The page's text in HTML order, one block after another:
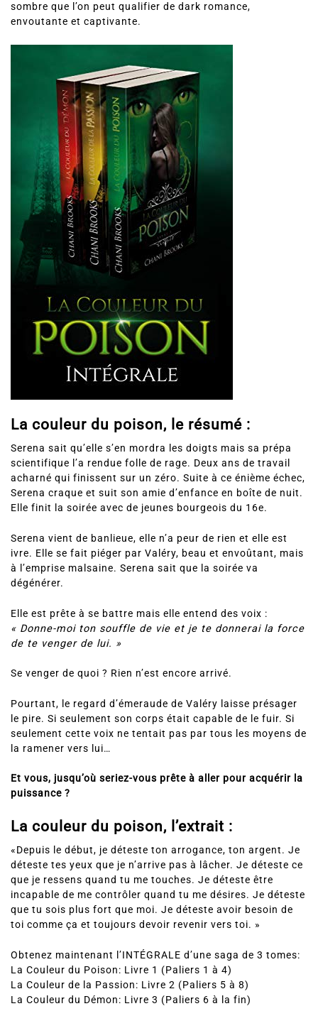
sombre que l’on peut qualifier de dark romance,
envoutante et captivante.
La couleur du poison, le résumé :
Serena sait qu’elle s’en mordra les doigts mais sa prépa
scientifique l’a rendue folle de rage. Deux ans de travail
acharné qui finissent sur un zéro. Suite à ce énième échec,
Serena craque et suit son amie d’enfance en boîte de nuit.
Elle finit la soirée avec de jeunes bourgeois du 16e.
Serena vient de banlieue, elle n’a peur de rien et elle est
ivre. Elle se fait piéger par Valéry, beau et envoûtant, mais
à l’emprise malsaine. Serena sait que la soirée va
dégénérer.
Elle est prête à se battre mais elle entend des voix :
« Donne-moi ton souffle de vie et je te donnerai la force
de te venger de lui. »
Se venger de quoi ? Rien n’est encore arrivé.
Pourtant, le regard d’émeraude de Valéry laisse présager
le pire. Si seulement son corps était capable de le fuir. Si
seulement cette voix ne tentait pas par tous les moyens de
la ramener vers lui…
Et vous, jusqu’où seriez-vous prête à aller pour acquérir la
puissance ?
La couleur du poison, l’extrait :
«Depuis le début, je déteste ton arrogance, ton argent. Je
déteste tes yeux que je n’arrive pas à lâcher. Je déteste ce
que je ressens quand tu me touches. Je déteste être
incapable de me contrôler quand tu me désires. Je déteste
que tu sois plus fort que moi. Je déteste avoir besoin de
toi comme ça et toujours devoir revenir vers toi. »
Obtenez maintenant l’INTÉGRALE d’une saga de 3 tomes:
La Couleur du Poison: Livre 1 (Paliers 1 à 4)
La Couleur de la Passion: Livre 2 (Paliers 5 à 8)
La Couleur du Démon: Livre 3 (Paliers 6 à la fin)